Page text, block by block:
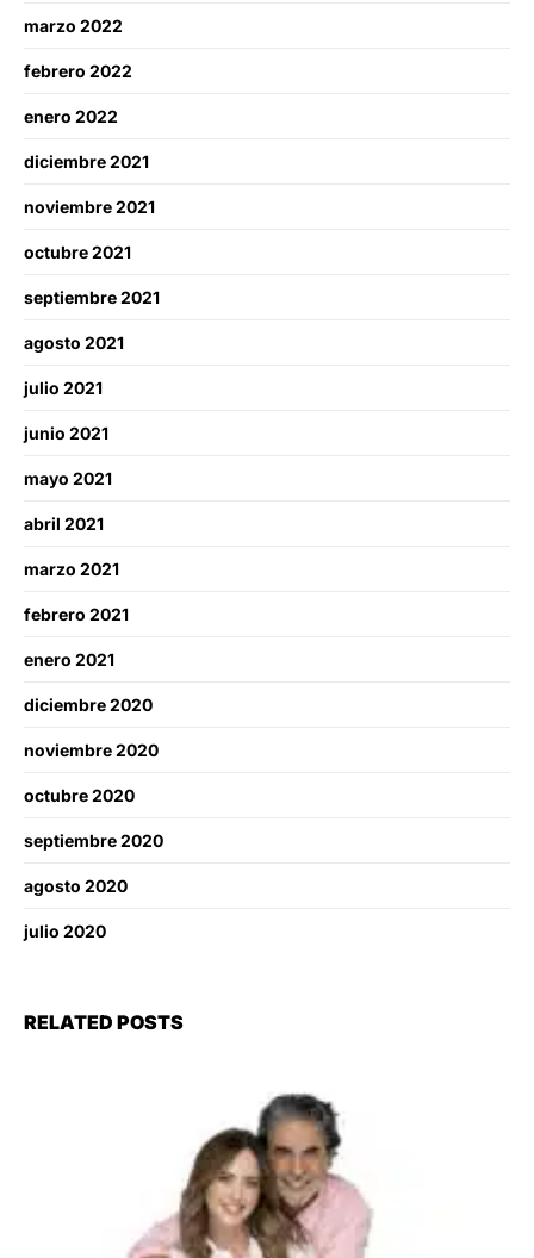
marzo 2022
febrero 2022
enero 2022
diciembre 2021
noviembre 2021
octubre 2021
septiembre 2021
agosto 2021
julio 2021
junio 2021
mayo 2021
abril 2021
marzo 2021
febrero 2021
enero 2021
diciembre 2020
noviembre 2020
octubre 2020
septiembre 2020
agosto 2020
julio 2020
RELATED POSTS